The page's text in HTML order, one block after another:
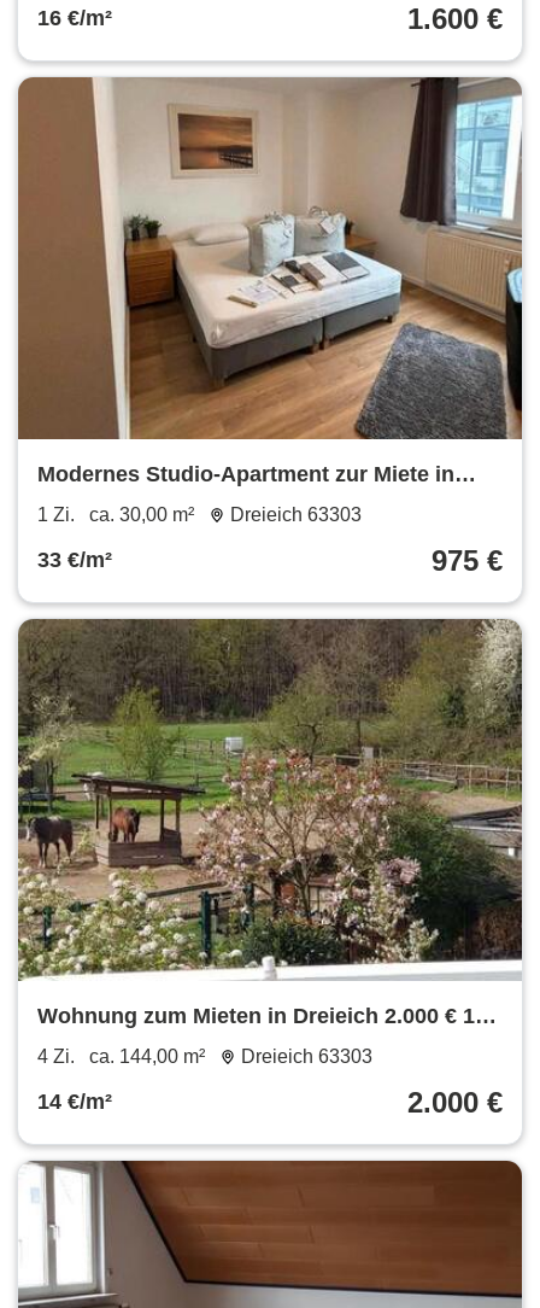
16 €/m² 1.600 €
Modernes Studio-Apartment zur Miete in
Dreieich
1 Zi. ca. 30,00 m² Dreieich 63303
33 €/m² 975 €
Wohnung zum Mieten in Dreieich 2.000 € 144
m²
4 Zi. ca. 144,00 m² Dreieich 63303
14 €/m² 2.000 €